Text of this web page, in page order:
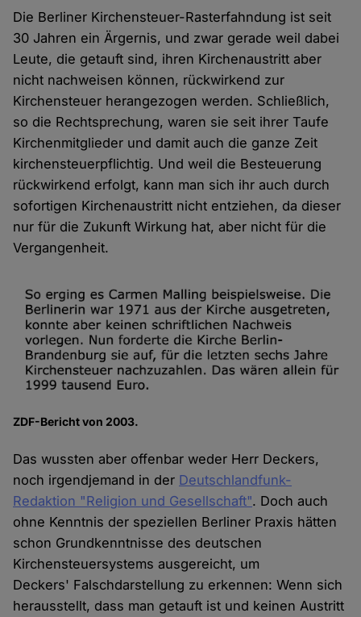
Die Berliner Kirchensteuer-Rasterfahndung ist seit
30 Jahren ein Ärgernis, und zwar gerade weil dabei
Leute, die getauft sind, ihren Kirchenaustritt aber
nicht nachweisen können, rückwirkend zur
Kirchensteuer herangezogen werden. Schließlich,
so die Rechtsprechung, waren sie seit ihrer Taufe
Kirchenmitglieder und damit auch die ganze Zeit
kirchensteuerpflichtig. Und weil die Besteuerung
rückwirkend erfolgt, kann man sich ihr auch durch
sofortigen Kirchenaustritt nicht entziehen, da dieser
nur für die Zukunft Wirkung hat, aber nicht für die
Vergangenheit.
ZDF-Bericht von 2003.
Das wussten aber offenbar weder Herr Deckers,
noch irgendjemand in der Deutschlandfunk-
Redaktion "Religion und Gesellschaft". Doch auch
ohne Kenntnis der speziellen Berliner Praxis hätten
schon Grundkenntnisse des deutschen
Kirchensteuersystems ausgereicht, um
Deckers' Falschdarstellung zu erkennen: Wenn sich
herausstellt, dass man getauft ist und keinen Austritt
Cookies